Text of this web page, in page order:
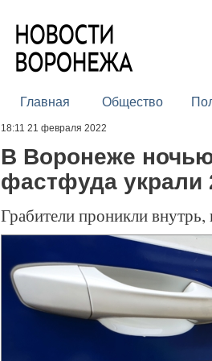
Главная Общество
18:11 21 февраля 2022
В Воронеже
фастфуда украли
Грабители проникли внутрь,